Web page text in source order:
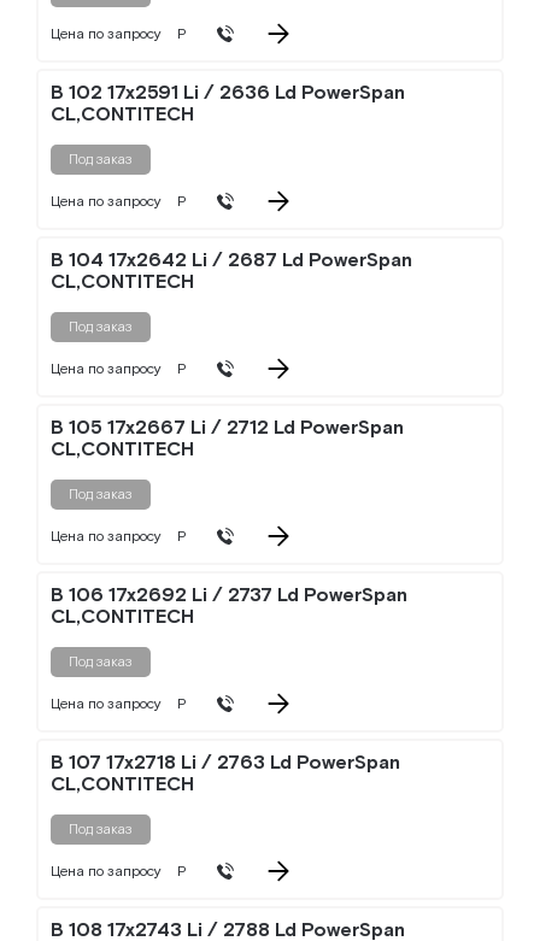
Цена по запросу Р
B 102 17x2591 Li / 2636 Ld PowerSpan
CL,CONTITECH
Под заказ
Цена по запросу Р
B 104 17x2642 Li / 2687 Ld PowerSpan
CL,CONTITECH
Под заказ
Цена по запросу Р
B 105 17x2667 Li / 2712 Ld PowerSpan
CL,CONTITECH
Под заказ
Цена по запросу Р
B 106 17x2692 Li / 2737 Ld PowerSpan
CL,CONTITECH
Под заказ
Цена по запросу Р
B 107 17x2718 Li / 2763 Ld PowerSpan
CL,CONTITECH
Под заказ
Цена по запросу Р
B 108 17x2743 Li / 2788 Ld PowerSpan